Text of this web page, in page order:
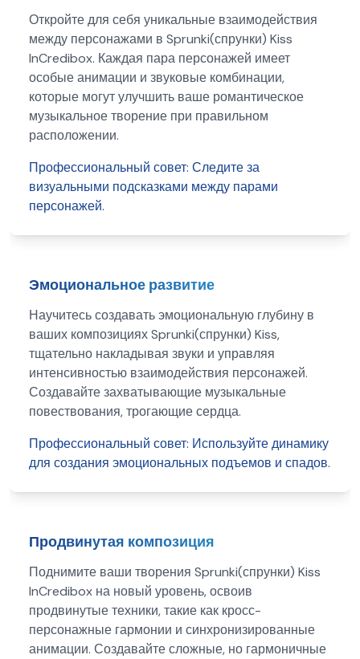
Откройте для себя уникальные взаимодействия
между персонажами в Sprunki(спрунки) Kiss
InCredibox. Каждая пара персонажей имеет
особые анимации и звуковые комбинации,
которые могут улучшить ваше романтическое
музыкальное творение при правильном
расположении.
Профессиональный совет: Следите за
визуальными подсказками между парами
персонажей.
Эмоциональное развитие
Научитесь создавать эмоциональную глубину в
ваших композициях Sprunki(спрунки) Kiss,
тщательно накладывая звуки и управляя
интенсивностью взаимодействия персонажей.
Создавайте захватывающие музыкальные
повествования, трогающие сердца.
Профессиональный совет: Используйте динамику
для создания эмоциональных подъемов и спадов.
Продвинутая композиция
Поднимите ваши творения Sprunki(спрунки) Kiss
InCredibox на новый уровень, освоив
продвинутые техники, такие как кросс-
персонажные гармонии и синхронизированные
анимации. Создавайте сложные, но гармоничные